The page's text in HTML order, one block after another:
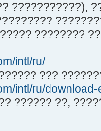
???????????),
????????
intl/ru/
???
intl/ru/
?????? ??,